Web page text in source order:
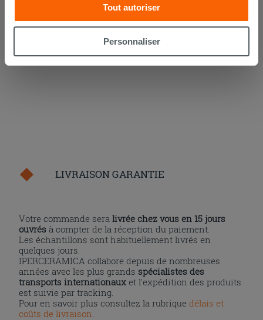
combiner ces informations avec d’autres que vous leur
avez fournies ou qu’ils ont recueillies à partir de votre
utilisation sur leurs services. Si vous souhaitez en savoir
cookies, ou à quelques-uns seulement,cliquez iciou
Tout autoriser
Personnaliser
410,90 € /PC
AJOUTER AU PANIER
LIVRAISON GARANTIE
Votre commande seralivrée chez vous en 15 jours
ouvrés à compter de la réception du paiement.
Les échantillons sont habituellement livrés en
quelques jours.
IPERCERAMICA collabore depuis de nombreuses
années avec les plus grands spécialistes des
transports internationaux et l'expédition des produits
est suivie par tracking.
Pour en savoir plus consultez la rubriquedélais et
coûts de livraison